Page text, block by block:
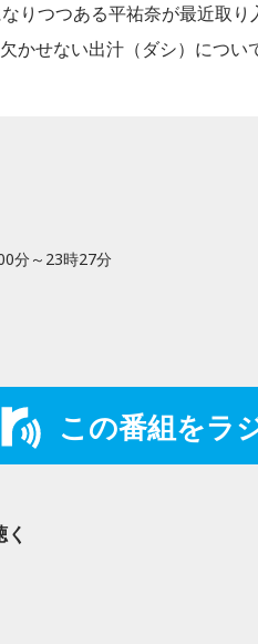
りつつある平祐奈が最近取
かせない出汁（ダシ）につい
分～23時27分
この番組をラ